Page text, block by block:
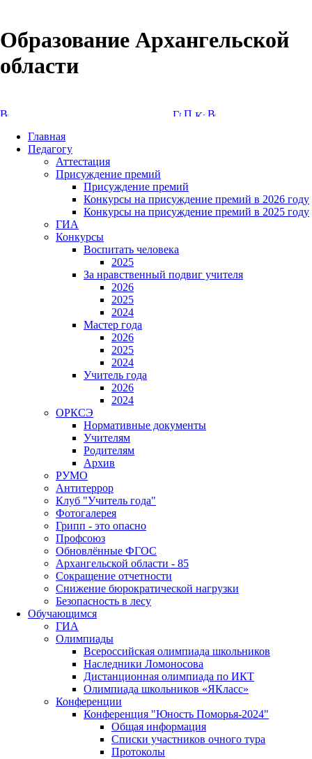
Образование Архангельской
области
Главная
Педагогу
Аттестация
Присуждение премий
Присуждение премий
Конкурсы на присуждение премий в 2026 году
Конкурсы на присуждение премий в 2025 году
ГИА
Конкурсы
Воспитать человека
2025
За нравственный подвиг учителя
2026
2025
2024
Мастер года
2026
2025
2024
Учитель года
2026
2024
ОРКСЭ
Нормативные документы
Учителям
Родителям
Архив
РУМО
Антитеррор
Клуб "Учитель года"
Фотогалерея
Грипп - это опасно
Профсоюз
Обновлённые ФГОС
Архангельской области - 85
Сокращение отчетности
Снижение бюрократической нагрузки
Безопасность в лесу
Обучающимся
ГИА
Олимпиады
Всероссийская олимпиада школьников
Наследники Ломоносова
Дистанционная олимпиада по ИКТ
Олимпиада школьников «ЯКласс»
Конференции
Конференция "Юность Поморья-2024"
Общая информация
Списки участников очного тура
Протоколы